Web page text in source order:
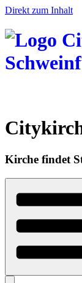
Direkt zum Inhalt
Kirche findet